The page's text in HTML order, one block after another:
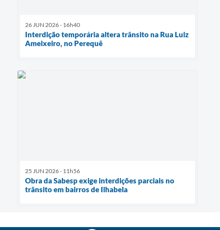
26 JUN 2026 - 16h40
Interdição temporária altera trânsito na Rua Luiz
Ameixeiro, no Perequê
25 JUN 2026 - 11h56
Obra da Sabesp exige interdições parciais no
trânsito em bairros de Ilhabela